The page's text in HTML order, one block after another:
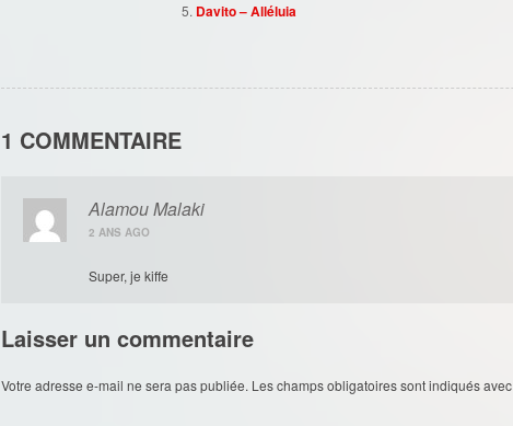
Davito – Alléluia
1 COMMENTAIRE
Alamou Malaki
2 ANS AGO
Super, je kiffe
Laisser un commentaire
Votre adresse e-mail ne sera pas publiée. Les champs obligatoires sont indiqués avec